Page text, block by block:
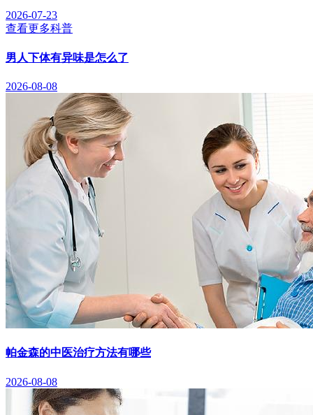
2026-07-23
查看更多科普
男人下体有异味是怎么了
2026-08-08
帕金森的中医治疗方法有哪些
2026-08-08